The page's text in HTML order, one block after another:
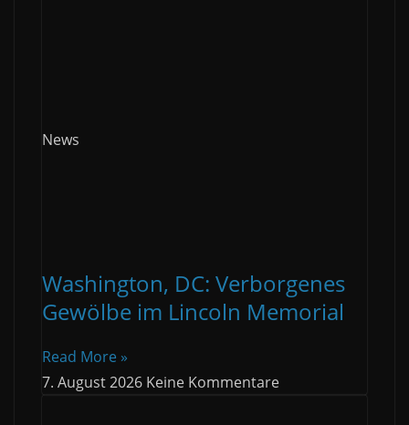
News
Washington, DC: Verborgenes
Gewölbe im Lincoln Memorial
Read More »
7. August 2026 Keine Kommentare